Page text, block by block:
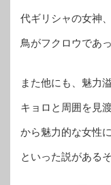
代ギリシャの女神
鳥がフクロウであ
また他にも、魅力
キョロと周囲を見
から魅力的な女性
といった説がある